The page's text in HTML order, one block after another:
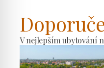
V nejlepším ubytování